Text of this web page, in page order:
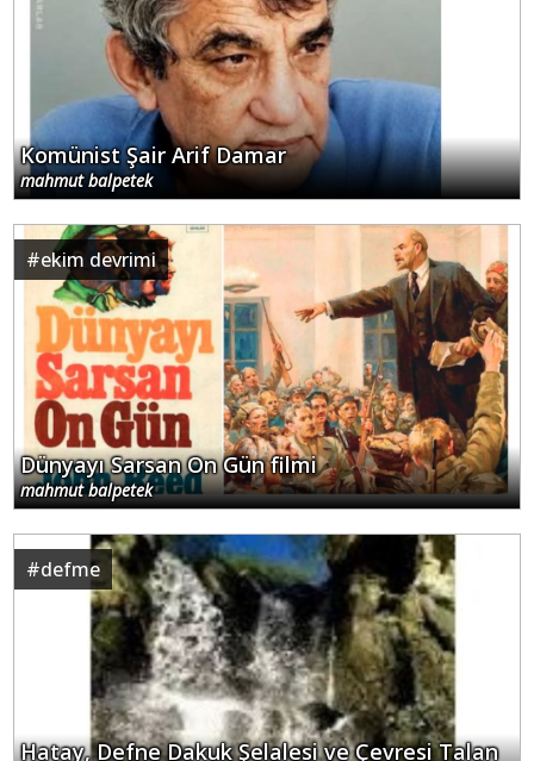
Komünist Şair Arif Damar
mahmut balpetek
#ekim devrimi
Dünyayı Sarsan On Gün filmi
mahmut balpetek
#defme
Hatay, Defne Dakuk Şelalesi ve Çevresi Talan